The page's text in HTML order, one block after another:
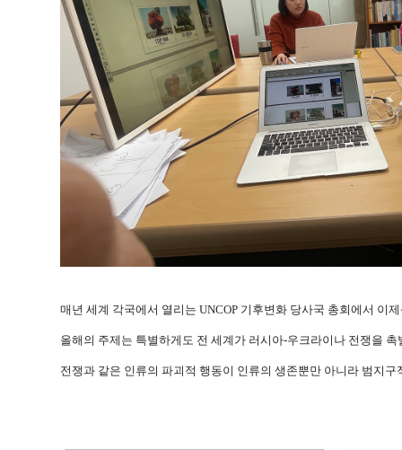
매년 세계 각국에서 열리는 UNCOP 기후변화 당사국 총회에서 이
올해의 주제는 특별하게도 전 세계가 러시아-우크라이나 전쟁을
전쟁과 같은 인류의 파괴적 행동이 인류의 생존뿐만 아니라 범지